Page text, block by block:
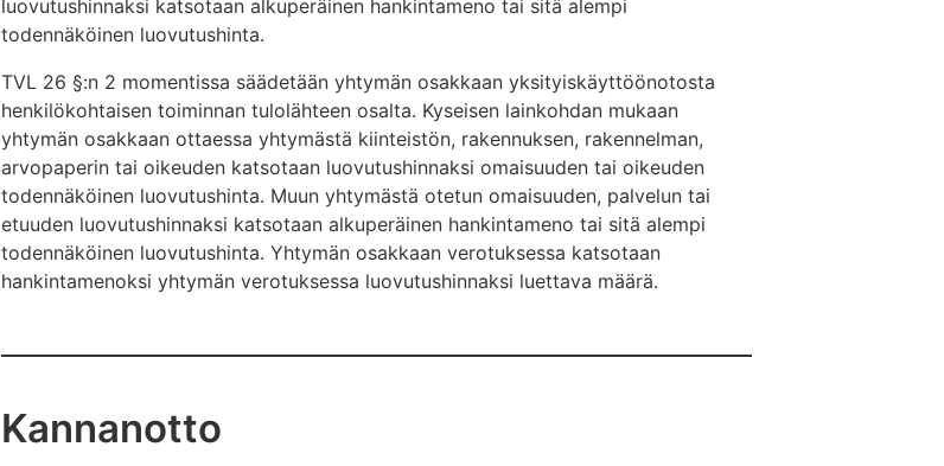
luovutushinnaksi katsotaan alkuperäinen hankintameno tai sitä alempi
todennäköinen luovutushinta.
TVL 26 §:n 2 momentissa säädetään yhtymän osakkaan yksityiskäyttöönotosta
henkilökohtaisen toiminnan tulolähteen osalta. Kyseisen lainkohdan mukaan
yhtymän osakkaan ottaessa yhtymästä kiinteistön, rakennuksen, rakennelman,
arvopaperin tai oikeuden katsotaan luovutushinnaksi omaisuuden tai oikeuden
todennäköinen luovutushinta. Muun yhtymästä otetun omaisuuden, palvelun tai
etuuden luovutushinnaksi katsotaan alkuperäinen hankintameno tai sitä alempi
todennäköinen luovutushinta. Yhtymän osakkaan verotuksessa katsotaan
hankintamenoksi yhtymän verotuksessa luovutushinnaksi luettava määrä.
Kannanotto